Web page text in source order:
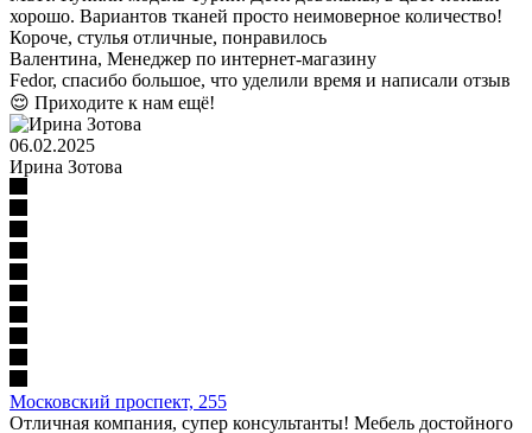
хорошо. Вариантов тканей просто неимоверное количество!
Короче, стулья отличные, понравилось
Валентина, Менеджер по интернет-магазину
Fedor, спасибо большое, что уделили время и написали отзыв
😌 Приходите к нам ещё!
06.02.2025
Ирина Зотова
Московский проспект, 255
Отличная компания, супер консультанты! Мебель достойного